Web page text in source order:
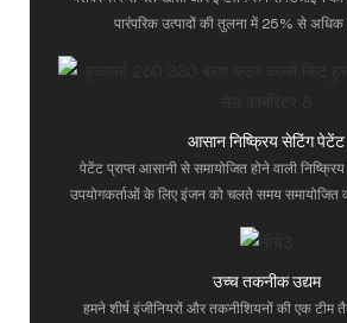
पारंपरिक उत्पादों की तुलना में 25% से अधिक
आसान निष्क्रिय सेटिंग पेटेंट
पेटेंट प्राप्त आसानी से समायोजित होने वाली
उपयोगकर्ताओं के लिए इंजन को चलते समय समायोजित
उच्च तकनीक उद्यम
हमने शीर्ष इंजीनियरों और तकनीशियनों की एक टीम